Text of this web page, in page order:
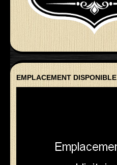
EMPLACEMENT DISPONIBLE